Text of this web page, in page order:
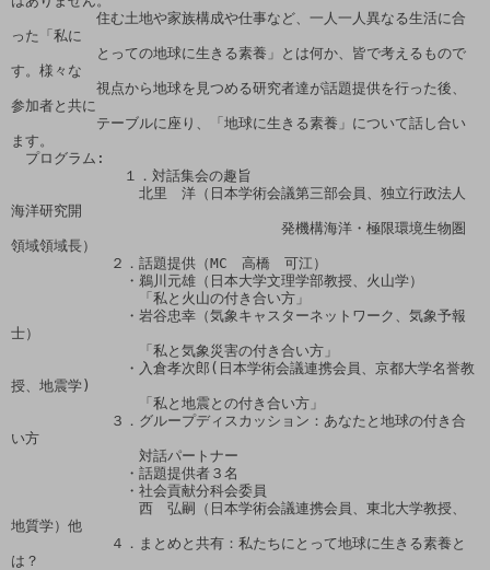
住む土地や家族構成や仕事など、一人一人異なる生活に合
った「私に
とっての地球に生きる素養」とは何か、皆で考えるもので
す。様々な
視点から地球を見つめる研究者達が話題提供を行った後、
参加者と共に
テーブルに座り、「地球に生きる素養」について話し合い
ます。
プログラム:
北里　洋（日本学術会議第三部会員、独立行政法人
海洋研究開
発機構海洋・極限環境生物圏
領域領域長）
２．話題提供（MC　高橋　可江）
・鵜川元雄（日本大学文理学部教授、火山学）
「私と火山の付き合い方」
・岩谷忠幸（気象キャスターネットワーク、気象予報
士）
「私と気象災害の付き合い方」
・入倉孝次郎(日本学術会議連携会員、京都大学名誉教
授、地震学)
「私と地震との付き合い方」
３．グループディスカッション：あなたと地球の付き合
い方
対話パートナー
・話題提供者３名
・社会貢献分科会委員
西　弘嗣（日本学術会議連携会員、東北大学教授、
地質学）他
４．まとめと共有：私たちにとって地球に生きる素養と
は？